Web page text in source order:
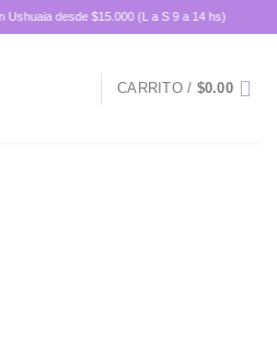
desde $15.000 (L a S 9 a 14 hs)
CARRITO / $0.00